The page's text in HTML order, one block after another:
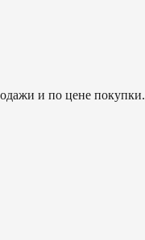
и по цене покупки.